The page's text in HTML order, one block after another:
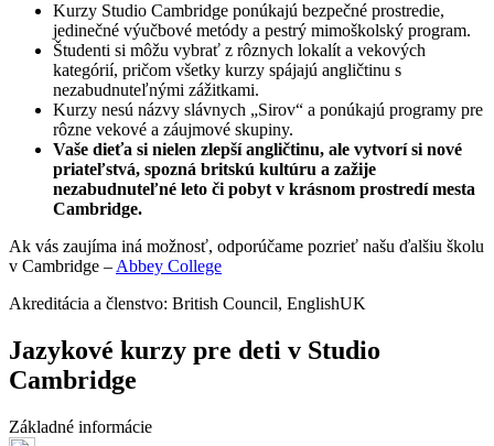
Kurzy Studio Cambridge ponúkajú bezpečné prostredie,
jedinečné výučbové metódy a pestrý mimoškolský program.
Študenti si môžu vybrať z rôznych lokalít a vekových
kategórií, pričom všetky kurzy spájajú angličtinu s
nezabudnuteľnými zážitkami.
Kurzy nesú názvy slávnych „Sirov“ a ponúkajú programy pre
rôzne vekové a záujmové skupiny.
Vaše dieťa si nielen zlepší angličtinu, ale vytvorí si nové
priateľstvá, spozná britskú kultúru a zažije
nezabudnuteľné leto či pobyt v krásnom prostredí mesta
Cambridge.
Ak vás zaujíma iná možnosť, odporúčame pozrieť našu ďalšiu školu
v Cambridge – Abbey College
Akreditácia a členstvo: British Council, EnglishUK
Jazykové kurzy pre deti v Studio
Cambridge
Základné informácie